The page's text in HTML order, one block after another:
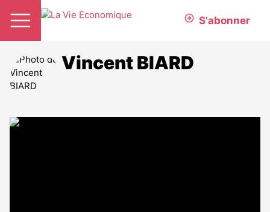
S'abonner
Vincent BIARD